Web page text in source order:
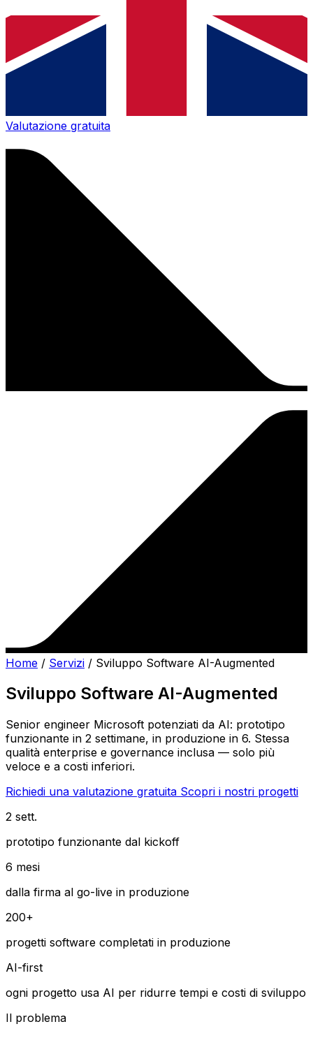
Valutazione gratuita
Home / Servizi / Sviluppo Software AI-Augmented
Sviluppo Software AI-Augmented
Senior engineer Microsoft potenziati da AI: prototipo
funzionante in 2 settimane, in produzione in 6. Stessa
qualità enterprise e governance inclusa — solo più
veloce e a costi inferiori.
Richiedi una valutazione gratuita Scopri i nostri progetti
2 sett.
prototipo funzionante dal kickoff
6 mesi
dalla firma al go-live in produzione
200+
progetti software completati in produzione
AI-first
ogni progetto usa AI per ridurre tempi e costi di sviluppo
Il problema